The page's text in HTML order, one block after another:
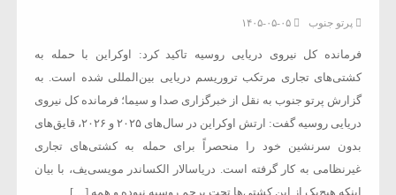
پرتو جنوب ۱۴۰۵-۰۵-۰۵
فرمانده کل نیروی دریایی روسیه تاکید کرد: اوکراین با حمله به
کشتی‌های تجاری مرتکب تروریسم دریایی بین‌المللی شده است. به
گزارش پرتو جنوب به نقل از خبرگزاری صدا و سیما؛ فرمانده کل نیروی
دریایی روسیه گفت: ارتش اوکراین در سال‌های ۲۰۲۵ و ۲۰۲۶، قایق‌های
بدون سرنشین خود را منحصراً برای حمله به کشتی‌های تجاری
غیرنظامی به کار گرفته است. دریاسالار الکساندر مویسی‌یف، با بیان
اینکه هیچ‌یک از این کشتی‌ها تحت پرچم روسیه نبوده و همه […]